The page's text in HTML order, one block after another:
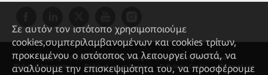
Copyright © 2026 Huawei Technologies Co., Ltd. All rights reserved.
Πολιτική Απορρήτου
Πολιτική για τα Cookie Ρυθμίσεις Cookie Terms of use
Σε αυτόν τον ιστότοπο χρησιμοποιούμε
cookies,συμπεριλαμβανομένων και cookies τρίτων,
προκειμένου ο ιστότοπος να λειτουργεί σωστά, να
αναλύουμε την επισκεψιμότητα του, να προσφέρουμε